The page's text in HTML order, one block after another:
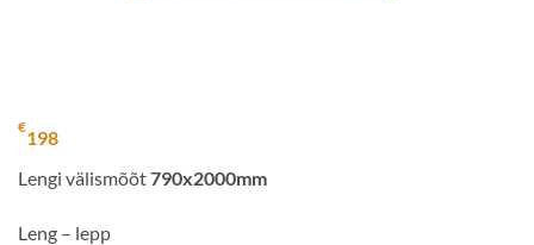
€198
Lengi välismõõt790x2000mm
Leng – lepp